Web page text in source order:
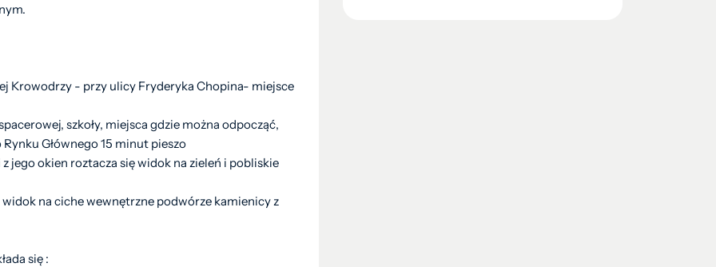
Krowodrzy - przy ulicy Fryderyka Chopina- miejsce
szkoły, miejsca gdzie można odpocząć,
Głównego 15 minut pieszo
jego okien roztacza się widok na zieleń i pobliskie
na ciche wewnętrzne podwórze kamienicy z
się :